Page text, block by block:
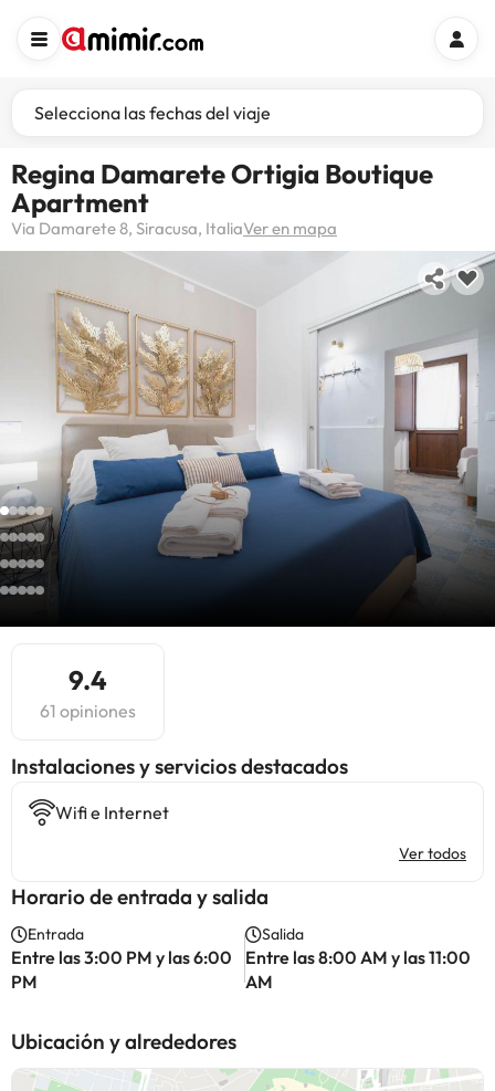
Selecciona las fechas del viaje
Regina Damarete Ortigia Boutique
Apartment
Via Damarete 8, Siracusa, ItaliaVer en mapa
9.4
61 opiniones
Instalaciones y servicios destacados
Wifi e Internet
Ver todos
Horario de entrada y salida
Entrada
Entre las 3:00 PM y las 6:00
PM
Salida
Entre las 8:00 AM y las 11:00
AM
Ubicación y alrededores